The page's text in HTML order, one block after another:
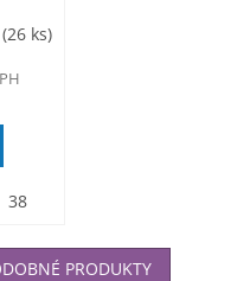
(26 ks)
38
PRODUKTY